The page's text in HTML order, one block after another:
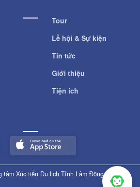
Tour
Lễ hội & Sự kiện
Tin tức
Giới thiệu
Tiện ích
tâm Xúc tiến Du lịch Tỉnh Lâm Đồng